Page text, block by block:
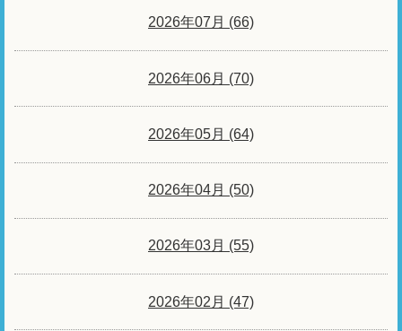
2026年07月 (66)
2026年06月 (70)
2026年05月 (64)
2026年04月 (50)
2026年03月 (55)
2026年02月 (47)